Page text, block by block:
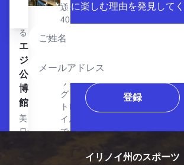
通る
40マ
イル
以上
イク
リン
グ・
トレ
イル
で
る
エル
ジン
公立
博物
館
美しい
ロー
エルギン・パブリック・ミュージアム
をさらに楽しむ理由を発見してく
メールアドレス
登録
イリノイ州のスポーツ